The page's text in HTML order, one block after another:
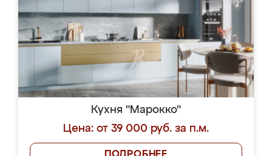
Кухня "Марокко"
Цена: от 39 000 руб. за п.м.